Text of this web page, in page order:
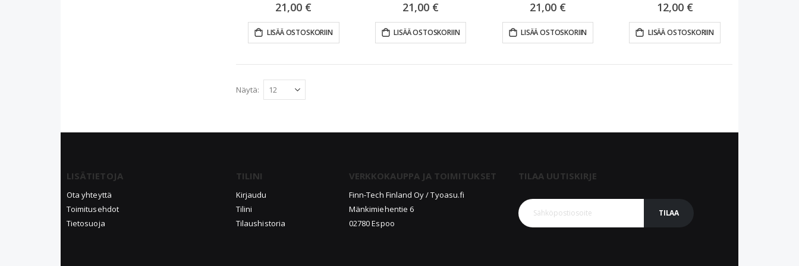
21,00 €
LISÄÄ OSTOSKORIIN
21,00 €
LISÄÄ OSTOSKORIIN
21,00 €
LISÄÄ OSTOSKORIIN
12,00 €
LISÄÄ OSTOSKORIIN
Näytä
LISÄTIETOJA
Ota yhteyttä
Toimitusehdot
Tietosuoja
TILINI
Kirjaudu
Tilini
Tilaushistoria
VERKKOKAUPPA JA TOIMITUKSET
Finn-Tech Finland Oy / Tyoasu.fi
Mänkimiehentie 6
02780 Espoo
TILAA UUTISKIRJE
TILAA